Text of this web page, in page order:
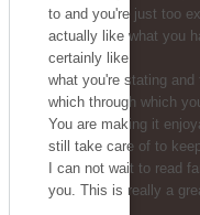
to and you're just too
actually like what you
certainly like
what you're stating and
which through which
You are making it
still take care of to
I can not wait to read
you. This is really a